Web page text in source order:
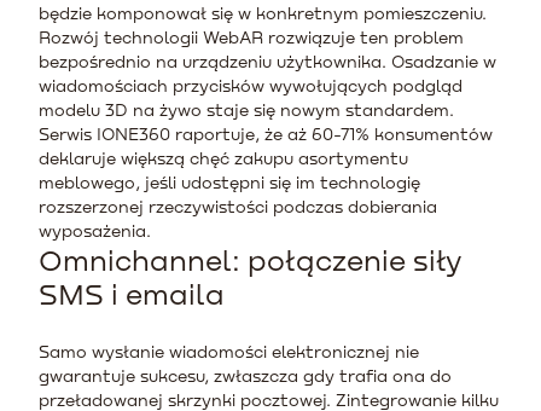
będzie komponował się w konkretnym pomieszczeniu.
Rozwój technologii WebAR rozwiązuje ten problem
bezpośrednio na urządzeniu użytkownika. Osadzanie w
wiadomościach przycisków wywołujących podgląd
modelu 3D na żywo staje się nowym standardem.
Serwis IONE360 raportuje, że aż 60-71% konsumentów
deklaruje większą chęć zakupu asortymentu
meblowego, jeśli udostępni się im technologię
rozszerzonej rzeczywistości podczas dobierania
wyposażenia.
Omnichannel: połączenie siły
SMS i emaila
Samo wysłanie wiadomości elektronicznej nie
gwarantuje sukcesu, zwłaszcza gdy trafia ona do
przeładowanej skrzynki pocztowej. Zintegrowanie kilku